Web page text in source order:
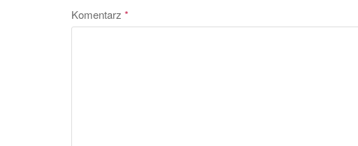
Komentarz *